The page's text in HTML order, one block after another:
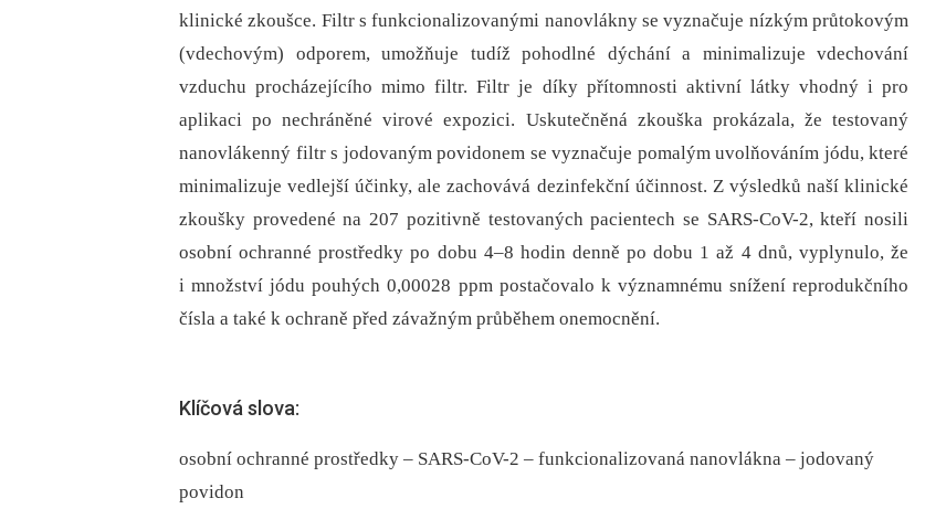
klinické zkoušce. Filtr s funkcionalizovanými nanovlákny se vyznačuje nízkým průtokovým
(vdechovým) odporem, umožňuje tudíž pohodlné dýchání a minimalizuje vdechování
vzduchu procházejícího mimo filtr. Filtr je díky přítomnosti aktivní látky vhodný i pro
aplikaci po nechráněné virové expozici. Uskutečněná zkouška prokázala, že testovaný
nanovlákenný filtr s jodovaným povidonem se vyznačuje pomalým uvolňováním jódu, které
minimalizuje vedlejší účinky, ale zachovává dezinfekční účinnost. Z výsledků naší klinické
zkoušky provedené na 207 pozitivně testovaných pacientech se SARS-CoV-2, kteří nosili
osobní ochranné prostředky po dobu 4–8 hodin denně po dobu 1 až 4 dnů, vyplynulo, že
i množství jódu pouhých 0,00028 ppm postačovalo k významnému snížení reprodukčního
čísla a také k ochraně před závažným průběhem onemocnění.
Klíčová slova:
osobní ochranné prostředky – SARS-CoV-2 – funkcionalizovaná nanovlákna – jodovaný
povidon